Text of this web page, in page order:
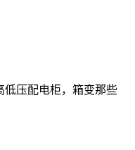
低压配电柜，箱变那些